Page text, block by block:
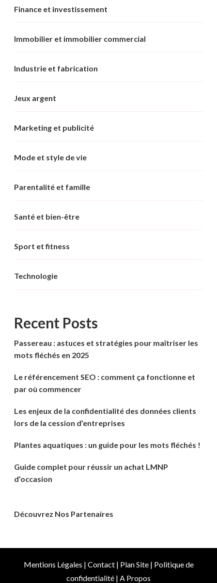
Finance et investissement
Immobilier et immobilier commercial
Industrie et fabrication
Jeux argent
Marketing et publicité
Mode et style de vie
Parentalité et famille
Santé et bien-être
Sport et fitness
Technologie
Recent Posts
Passereau : astuces et stratégies pour maîtriser les
mots fléchés en 2025
Le référencement SEO : comment ça fonctionne et
par où commencer
Les enjeux de la confidentialité des données clients
lors de la cession d’entreprises
Plantes aquatiques : un guide pour les mots fléchés !
Guide complet pour réussir un achat LMNP
d’occasion
Découvrez Nos Partenaires
Mentions Légales | Contact| Plan Site| Politique de
confidentialité | A Propos